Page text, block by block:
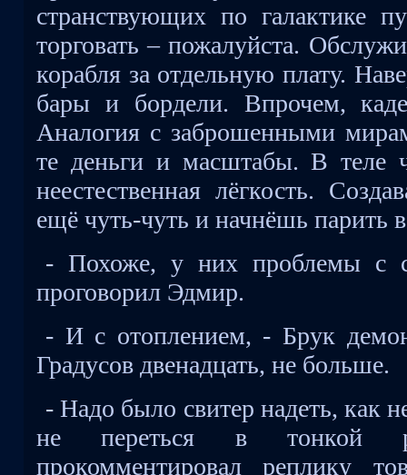
странствующих по галактике
торговать – пожалуйста.
корабля за отдельную плату.
бары и бордели. Впрочем,
Аналогия с заброшенными
те деньги и масштабы. В теле
неестественная лёгкость.
ещё чуть-чуть и начнёшь парить
- Похоже, у них проблемы с
проговорил Эдмир.
- И с отоплением, - Брук
Градусов двенадцать, не больше.
- Надо было свитер надеть, как
не переться в тонкой
прокомментировал реплику